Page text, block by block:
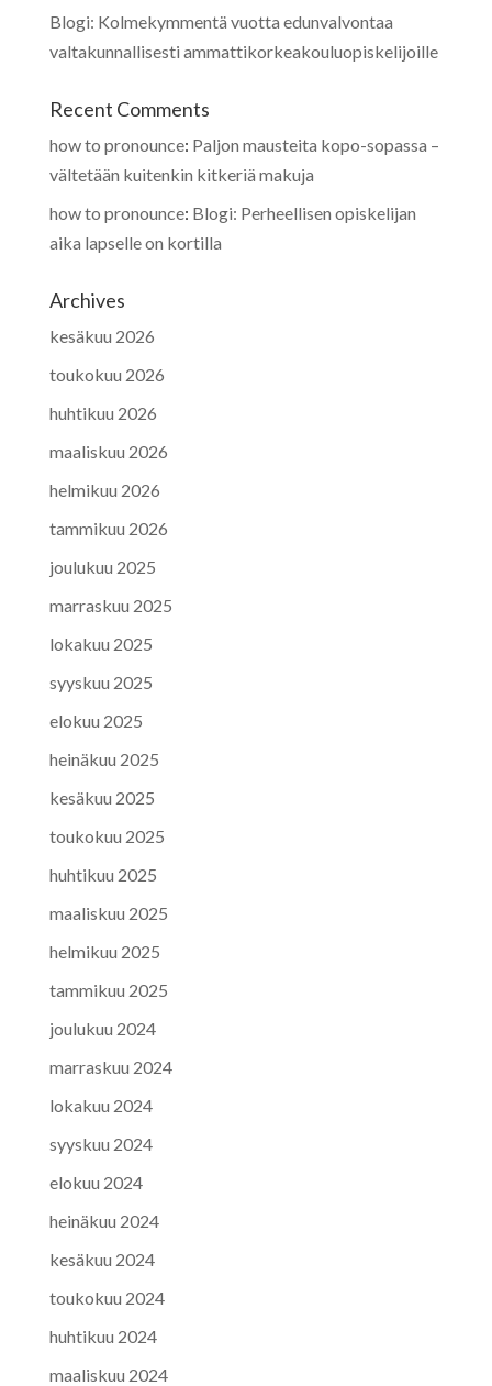
Blogi: Kolmekymmentä vuotta edunvalvontaa
valtakunnallisesti ammattikorkeakouluopiskelijoille
Recent Comments
how to pronounce: Paljon mausteita kopo-sopassa –
vältetään kuitenkin kitkeriä makuja
how to pronounce: Blogi: Perheellisen opiskelijan
aika lapselle on kortilla
Archives
kesäkuu 2026
toukokuu 2026
huhtikuu 2026
maaliskuu 2026
helmikuu 2026
tammikuu 2026
joulukuu 2025
marraskuu 2025
lokakuu 2025
syyskuu 2025
elokuu 2025
heinäkuu 2025
kesäkuu 2025
toukokuu 2025
huhtikuu 2025
maaliskuu 2025
helmikuu 2025
tammikuu 2025
joulukuu 2024
marraskuu 2024
lokakuu 2024
syyskuu 2024
elokuu 2024
heinäkuu 2024
kesäkuu 2024
toukokuu 2024
huhtikuu 2024
maaliskuu 2024